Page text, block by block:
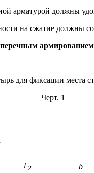
арматурой должны
на сжатие должны
для фиксации места
Черт. 1
l 2 b